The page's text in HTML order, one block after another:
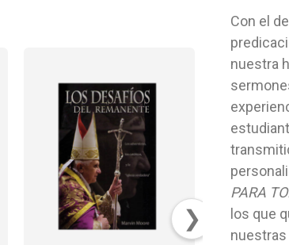
❯
Con el
nuestra
PARA
los que